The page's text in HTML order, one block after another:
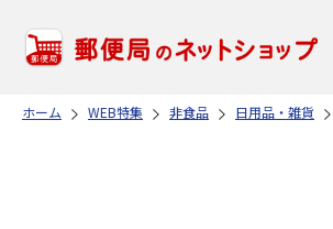
ホーム WEB特集 非食品 日用品・雑貨